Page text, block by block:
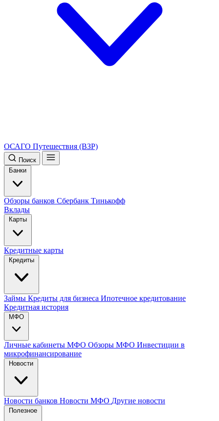
ОСАГО Путешествия (ВЗР)
Поиск
Банки
Обзоры банков Сбербанк Тинькофф
Вклады
Карты
Кредитные карты
Кредиты
Займы Кредиты для бизнеса Ипотечное кредитование
Кредитная история
МФО
Личные кабинеты МФО Обзоры МФО Инвестиции в
микрофинансирование
Новости
Новости банков Новости МФО Другие новости
Полезное